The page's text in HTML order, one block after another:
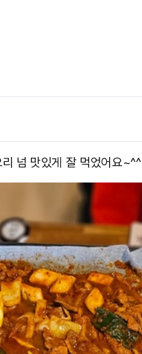
넘 맛있게 잘 먹었어요~^^